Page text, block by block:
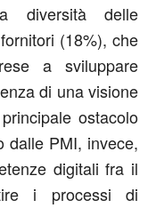
diversità delle
(18%), che
a sviluppare
di una visione
ostacolo
dalle PMI, invece,
digitali fra il
i processi di